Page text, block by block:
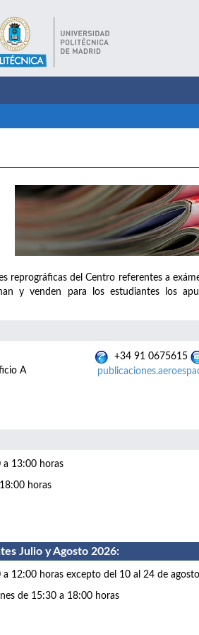
reprográficas del Centro referentes a
y venden para los estudiantes los
A
+34 91 0675615
a 13:00 horas
horas
Julio y Agosto 2026:
a 12:00 horas excepto del 10 al 24 de agosto
de 15:30 a 18:00 horas